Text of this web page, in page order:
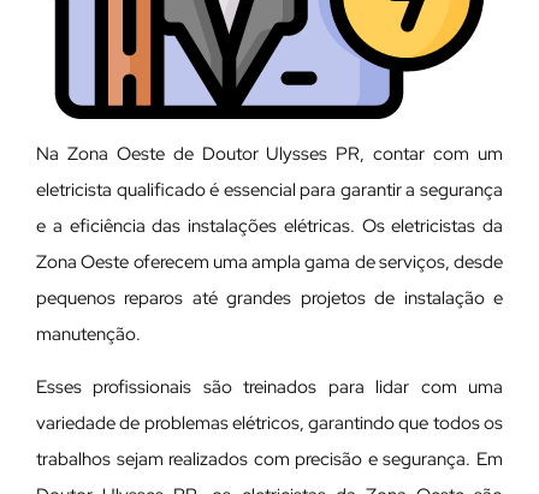
Na Zona Oeste de Doutor Ulysses PR, contar com um
eletricista qualificado é essencial para garantir a segurança
e a eficiência das instalações elétricas. Os eletricistas da
Zona Oeste oferecem uma ampla gama de serviços, desde
pequenos reparos até grandes projetos de instalação e
manutenção.
Esses profissionais são treinados para lidar com uma
variedade de problemas elétricos, garantindo que todos os
trabalhos sejam realizados com precisão e segurança. Em